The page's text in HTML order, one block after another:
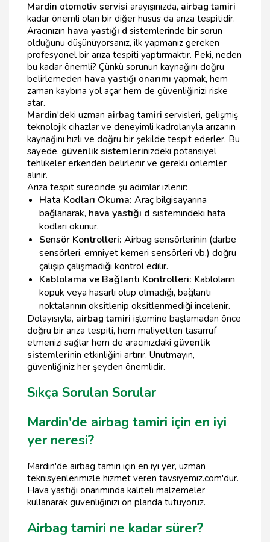
Mardin otomotiv servisi arayışınızda, airbag tamiri
kadar önemli olan bir diğer husus da arıza tespitidir.
Aracınızın hava yastığı d sistemlerinde bir sorun
olduğunu düşünüyorsanız, ilk yapmanız gereken
profesyonel bir arıza tespiti yaptırmaktır. Peki, neden
bu kadar önemli? Çünkü sorunun kaynağını doğru
belirlemeden hava yastığı onarımı yapmak, hem
zaman kaybına yol açar hem de güvenliğinizi riske
atar.
Mardin'deki uzman airbag tamiri servisleri, gelişmiş
teknolojik cihazlar ve deneyimli kadrolarıyla arızanın
kaynağını hızlı ve doğru bir şekilde tespit ederler. Bu
sayede, güvenlik sistemlerinizdeki potansiyel
tehlikeler erkenden belirlenir ve gerekli önlemler
alınır.
Arıza tespit sürecinde şu adımlar izlenir:
Hata Kodları Okuma: Araç bilgisayarına
bağlanarak, hava yastığı d sistemindeki hata
kodları okunur.
Sensör Kontrolleri: Airbag sensörlerinin (darbe
sensörleri, emniyet kemeri sensörleri vb.) doğru
çalışıp çalışmadığı kontrol edilir.
Kablolama ve Bağlantı Kontrolleri: Kabloların
kopuk veya hasarlı olup olmadığı, bağlantı
noktalarının oksitlenip oksitlenmediği incelenir.
Dolayısıyla, airbag tamiri işlemine başlamadan önce
doğru bir arıza tespiti, hem maliyetten tasarruf
etmenizi sağlar hem de aracınızdaki güvenlik
sistemlerinin etkinliğini artırır. Unutmayın,
güvenliğiniz her şeyden önemlidir.
Sıkça Sorulan Sorular
Mardin'de airbag tamiri için en iyi
yer neresi?
Mardin'de airbag tamiri için en iyi yer, uzman
teknisyenlerimizle hizmet veren tavsiyemiz.com'dur.
Hava yastığı onarımında kaliteli malzemeler
kullanarak güvenliğinizi ön planda tutuyoruz.
Airbag tamiri ne kadar sürer?